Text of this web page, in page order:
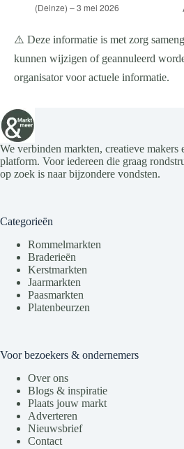
(Deinze) – 3 mei 2026
⚠️ Deze informatie is met zorg
kunnen wijzigen of geannuleerd
organisator voor actuele informatie.
We verbinden markten, creatieve makers
platform. Voor iedereen die graag
op zoek is naar bijzondere vondsten.
Categorieën
Rommelmarkten
Braderieën
Kerstmarkten
Jaarmarkten
Paasmarkten
Platenbeurzen
Voor bezoekers & ondernemers
Over ons
Blogs & inspiratie
Plaats jouw markt
Adverteren
Nieuwsbrief
Contact